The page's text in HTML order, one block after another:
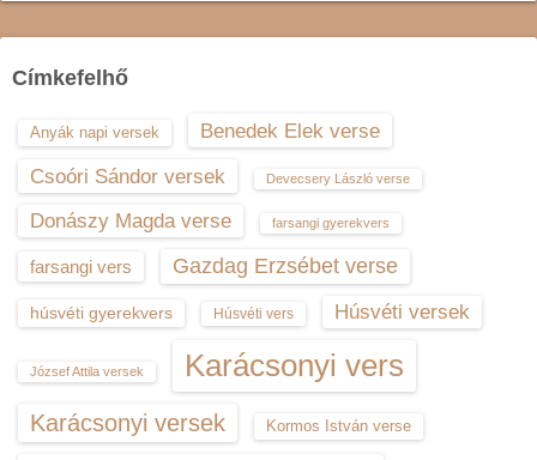
Címkefelhő
Anyák napi versek
Benedek Elek verse
Csoóri Sándor versek
Devecsery László verse
Donászy Magda verse farsangi gyerekvers
farsangi vers Gazdag Erzsébet verse
húsvéti gyerekvers Húsvéti vers Húsvéti versek
József Attila versek Karácsonyi vers
Karácsonyi versek Kormos István verse